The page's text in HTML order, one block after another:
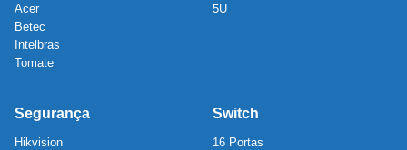
Acer
Betec
Intelbras
Tomate
5U
Segurança
Hikvision
Switch
16 Portas